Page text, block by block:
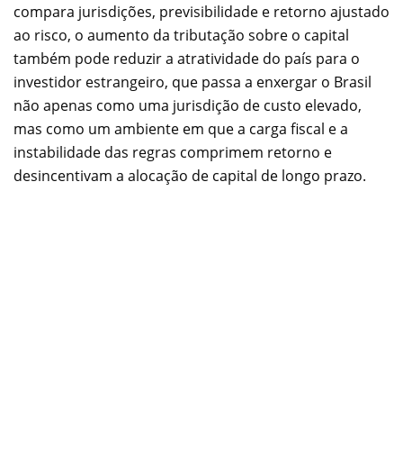
compara jurisdições, previsibilidade e retorno ajustado
ao risco, o aumento da tributação sobre o capital
também pode reduzir a atratividade do país para o
investidor estrangeiro, que passa a enxergar o Brasil
não apenas como uma jurisdição de custo elevado,
mas como um ambiente em que a carga fiscal e a
instabilidade das regras comprimem retorno e
desincentivam a alocação de capital de longo prazo.